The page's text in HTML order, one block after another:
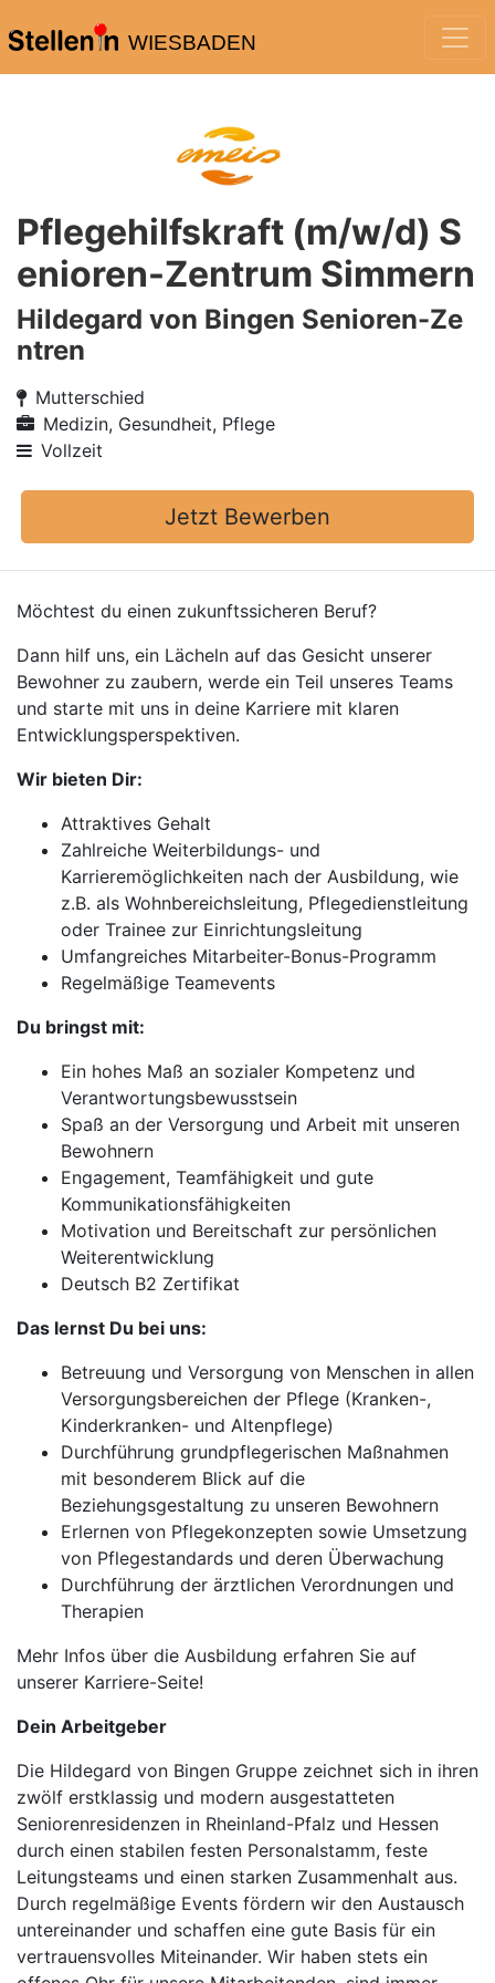
WIESBADEN
Pflegehilfskraft (m/w/d) S
enioren-Zentrum Simmern
Hildegard von Bingen Senioren-Ze
ntren
Mutterschied
Medizin, Gesundheit, Pflege
Vollzeit
Jetzt Bewerben
Möchtest du einen zukunftssicheren Beruf?
Dann hilf uns, ein Lächeln auf das Gesicht unserer
Bewohner zu zaubern, werde ein Teil unseres Teams
und starte mit uns in deine Karriere mit klaren
Entwicklungsperspektiven.
Wir bieten Dir:
Attraktives Gehalt
Zahlreiche Weiterbildungs- und
Karrieremöglichkeiten nach der Ausbildung, wie
z.B. als Wohnbereichsleitung, Pflegedienstleitung
oder Trainee zur Einrichtungsleitung
Umfangreiches Mitarbeiter-Bonus-Programm
Regelmäßige Teamevents
Du bringst mit:
Ein hohes Maß an sozialer Kompetenz und
Verantwortungsbewusstsein
Spaß an der Versorgung und Arbeit mit unseren
Bewohnern
Engagement, Teamfähigkeit und gute
Kommunikationsfähigkeiten
Motivation und Bereitschaft zur persönlichen
Weiterentwicklung
Deutsch B2 Zertifikat
Das lernst Du bei uns:
Betreuung und Versorgung von Menschen in allen
Versorgungsbereichen der Pflege (Kranken-,
Kinderkranken- und Altenpflege)
Durchführung grundpflegerischen Maßnahmen
mit besonderem Blick auf die
Beziehungsgestaltung zu unseren Bewohnern
Erlernen von Pflegekonzepten sowie Umsetzung
von Pflegestandards und deren Überwachung
Durchführung der ärztlichen Verordnungen und
Therapien
Mehr Infos über die Ausbildung erfahren Sie auf
unserer Karriere-Seite!
Dein Arbeitgeber
Die Hildegard von Bingen Gruppe zeichnet sich in ihren
zwölf erstklassig und modern ausgestatteten
Seniorenresidenzen in Rheinland-Pfalz und Hessen
durch einen stabilen festen Personalstamm, feste
Leitungsteams und einen starken Zusammenhalt aus.
Durch regelmäßige Events fördern wir den Austausch
untereinander und schaffen eine gute Basis für ein
vertrauensvolles Miteinander. Wir haben stets ein